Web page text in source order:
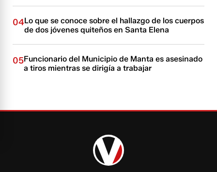
04Lo que se conoce sobre el hallazgo de los cuerpos
de dos jóvenes quiteños en Santa Elena
05Funcionario del Municipio de Manta es asesinado
a tiros mientras se dirigía a trabajar